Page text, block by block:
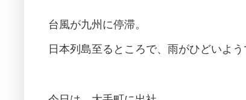
台風が九州に停滞。
日本列島至るところで、雨がひどいよう